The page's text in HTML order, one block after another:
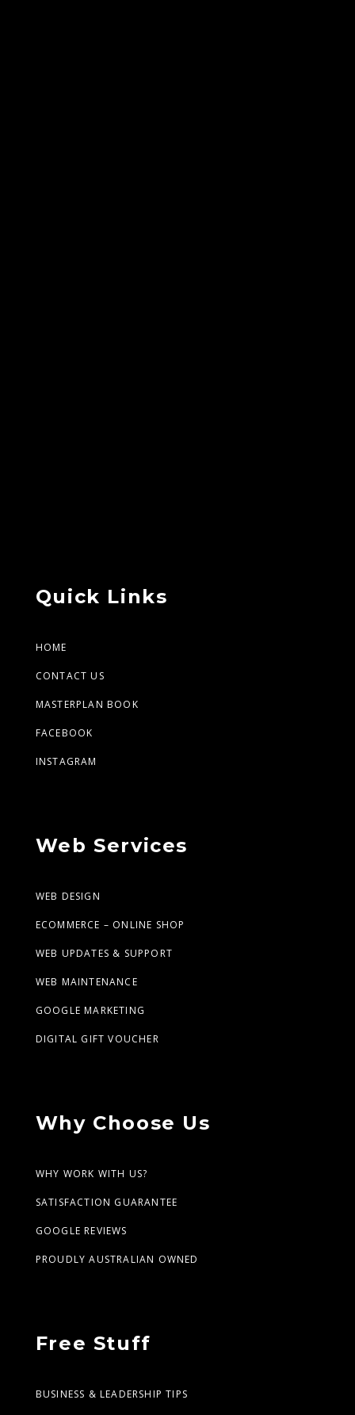
Quick Links
HOME
CONTACT US
MASTERPLAN BOOK
FACEBOOK
INSTAGRAM
Web Services
WEB DESIGN
ECOMMERCE – ONLINE SHOP
WEB UPDATES & SUPPORT
WEB MAINTENANCE
GOOGLE MARKETING
DIGITAL GIFT VOUCHER
Why Choose Us
WHY WORK WITH US?
SATISFACTION GUARANTEE
GOOGLE REVIEWS
PROUDLY AUSTRALIAN OWNED
Free Stuff
BUSINESS & LEADERSHIP TIPS